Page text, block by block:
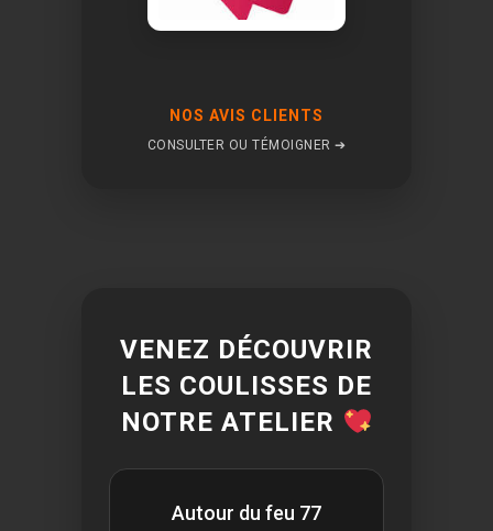
NOS AVIS CLIENTS
CONSULTER OU TÉMOIGNER ➔
VENEZ DÉCOUVRIR
LES COULISSES DE
NOTRE ATELIER
Autour du feu 77